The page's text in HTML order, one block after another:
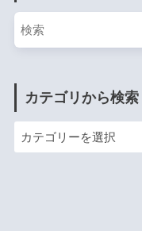
カテゴリから検索